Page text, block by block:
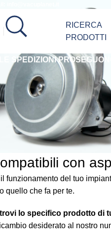
RICERCA
PRODOTTI
LE SPEDIZIONI
con
funzionamento del tuo
quello che fa per te.
lo specifico prodotto di
desiderato al nostro